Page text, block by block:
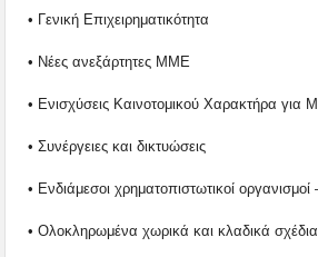
• Γενική Επιχειρηματικότητα
• Νέες ανεξάρτητες ΜΜΕ
• Ενισχύσεις Καινοτομικού Χαρακτήρα για
• Συνέργειες και δικτυώσεις
• Ενδιάμεσοι χρηματοπιστωτικοί
• Ολοκληρωμένα χωρικά και κλαδικά